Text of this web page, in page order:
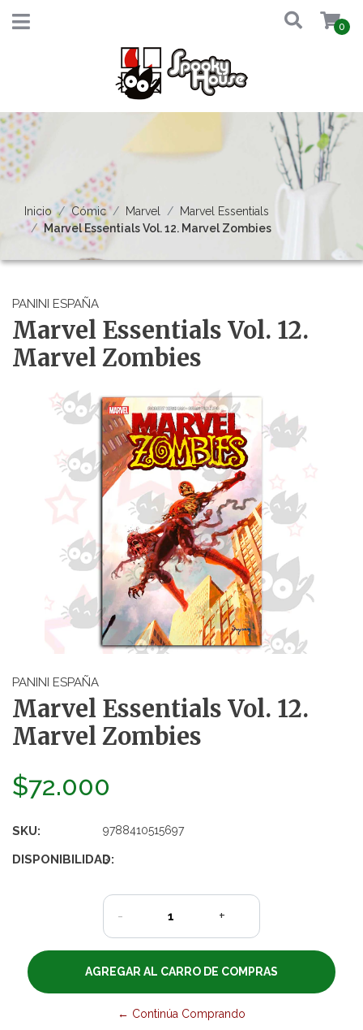
0
Inicio Cómic Marvel
Marvel Essentials
Marvel Essentials Vol. 12. Marvel Zombies
PANINI ESPAÑA
Marvel Essentials Vol. 12.
Marvel Zombies
PANINI ESPAÑA
Marvel Essentials Vol. 12.
Marvel Zombies
$72.000
SKU: 9788410515697
DISPONIBILIDAD:
3
- +
← Continúa Comprando